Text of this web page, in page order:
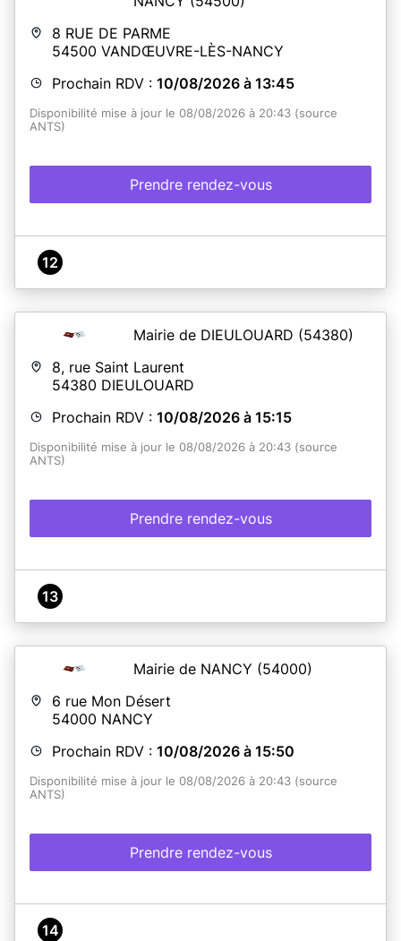
8 RUE DE PARME
54500 VANDŒUVRE-LÈS-NANCY
Prochain RDV : 10/08/2026 à 13:45
Disponibilité mise à jour le 08/08/2026 à 20:43 (source
ANTS)
Prendre rendez-vous
12
Mairie de DIEULOUARD (54380)
8, rue Saint Laurent
54380 DIEULOUARD
Prochain RDV : 10/08/2026 à 15:15
Disponibilité mise à jour le 08/08/2026 à 20:43 (source
ANTS)
Prendre rendez-vous
13
Mairie de NANCY (54000)
6 rue Mon Désert
54000 NANCY
Prochain RDV : 10/08/2026 à 15:50
Disponibilité mise à jour le 08/08/2026 à 20:43 (source
ANTS)
Prendre rendez-vous
14